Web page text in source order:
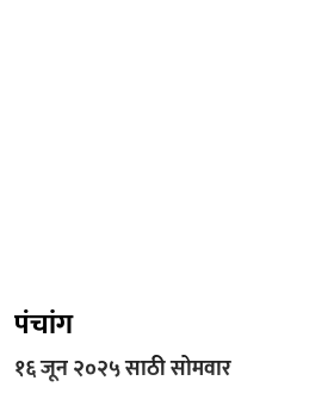
पंचांग
१६ जून २०२५ साठी सोमवार